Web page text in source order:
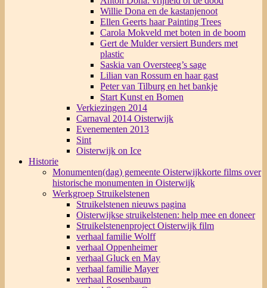
Willie Dona en de kastanjenoot
Ellen Geerts haar Painting Trees
Carola Mokveld met boten in de boom
Gert de Mulder versiert Bunders met
plastic
Saskia van Oversteeg’s sage
Lilian van Rossum en haar gast
Peter van Tilburg en het bankje
Start Kunst en Bomen
Verkiezingen 2014
Carnaval 2014 Oisterwijk
Evenementen 2013
Sint
Oisterwijk on Ice
Historie
Monumenten(dag) gemeente Oisterwijkkorte films over
historische monumenten in Oisterwijk
Werkgroep Struikelstenen
Struikelstenen nieuws pagina
Oisterwijkse struikelstenen: help mee en doneer
Struikelstenenproject Oisterwijk film
verhaal familie Wolff
verhaal Oppenheimer
verhaal Gluck en May
verhaal familie Mayer
verhaal Rosenbaum